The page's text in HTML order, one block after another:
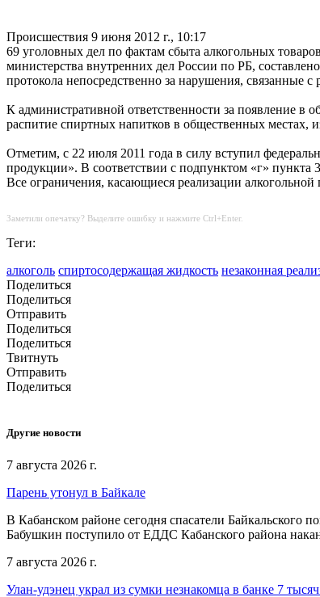
Происшествия 9 июня 2012 г., 10:17
69 уголовных дел по фактам сбыта алкогольных
министерства внутренних дел России по РБ,
протокола непосредственно за нарушения, связанные с
К административной ответственности за появление в
распитие спиртных напитков в общественных местах,
Отметим, с 22 июля 2011 года в силу вступил
продукции». В соответствии с подпунктом «г» пункта
Все ограничения, касающиеся реализации
Заметили опечатку? Выделите ошибку и нажмите Ctrl+Enter.
Теги:
алкоголь спиртосодержащая жидкость незаконная
Поделиться
Поделиться
Отправить
Поделиться
Поделиться
Твитнуть
Отправить
Поделиться
Другие новости
7 августа 2026 г.
Парень утонул в Байкале
В Кабанском районе сегодня спасатели Байкальского
Бабушкин поступило от ЕДДС Кабанского района
7 августа 2026 г.
Улан-удэнец украл из сумки незнакомца в банке 7